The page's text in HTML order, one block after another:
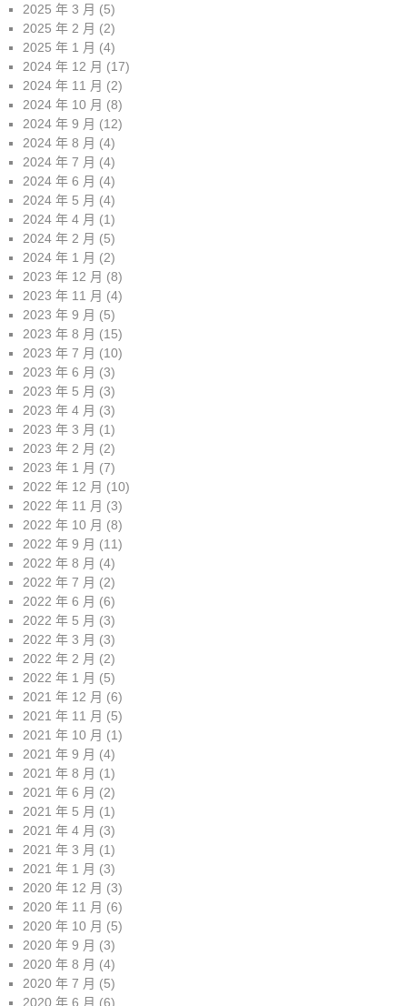
2025 年 3 月 (5)
2025 年 2 月 (2)
2025 年 1 月 (4)
2024 年 12 月 (17)
2024 年 11 月 (2)
2024 年 10 月 (8)
2024 年 9 月 (12)
2024 年 8 月 (4)
2024 年 7 月 (4)
2024 年 6 月 (4)
2024 年 5 月 (4)
2024 年 4 月 (1)
2024 年 2 月 (5)
2024 年 1 月 (2)
2023 年 12 月 (8)
2023 年 11 月 (4)
2023 年 9 月 (5)
2023 年 8 月 (15)
2023 年 7 月 (10)
2023 年 6 月 (3)
2023 年 5 月 (3)
2023 年 4 月 (3)
2023 年 3 月 (1)
2023 年 2 月 (2)
2023 年 1 月 (7)
2022 年 12 月 (10)
2022 年 11 月 (3)
2022 年 10 月 (8)
2022 年 9 月 (11)
2022 年 8 月 (4)
2022 年 7 月 (2)
2022 年 6 月 (6)
2022 年 5 月 (3)
2022 年 3 月 (3)
2022 年 2 月 (2)
2022 年 1 月 (5)
2021 年 12 月 (6)
2021 年 11 月 (5)
2021 年 10 月 (1)
2021 年 9 月 (4)
2021 年 8 月 (1)
2021 年 6 月 (2)
2021 年 5 月 (1)
2021 年 4 月 (3)
2021 年 3 月 (1)
2021 年 1 月 (3)
2020 年 12 月 (3)
2020 年 11 月 (6)
2020 年 10 月 (5)
2020 年 9 月 (3)
2020 年 8 月 (4)
2020 年 7 月 (5)
2020 年 6 月 (6)